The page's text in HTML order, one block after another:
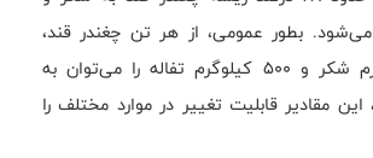
می‌شود. بطور عمومی، از هر تن چغندر قند،
حدود 150 کیلوگرم شکر و 500 کیلوگرم تفاله را می‌توان به
مقادیر قابلیت تغییر در موارد مختلف را